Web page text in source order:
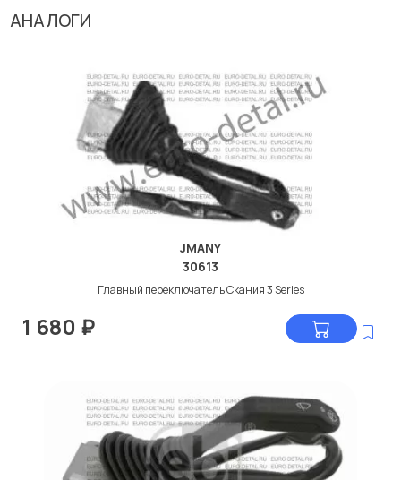
АНАЛОГИ
JMANY
30613
Главный переключатель Скания 3 Series
1 680 ₽